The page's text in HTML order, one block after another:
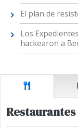
El plan de
Los
hackearon a
Restaurantes